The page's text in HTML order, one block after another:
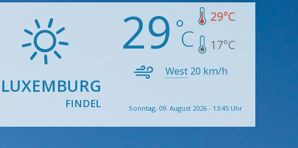
LUXEMBURG
FINDEL
29 29°C
17°C
West 20 km/h
Sonntag, 09. August 2026 - 13:45 Uhr